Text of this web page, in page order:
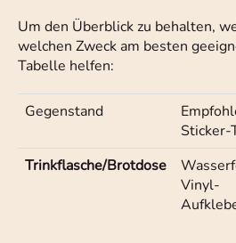
Um den Überblick zu behalten,
welchen Zweck am besten
Tabelle helfen:
Gegenstand
Sticker-
Trinkflasche/Brotdose
Vinyl-